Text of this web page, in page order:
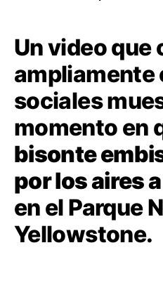
Un video que
ampliamente
sociales
momento en
bisonte
por los aires
en el Parque
Yellowstone.